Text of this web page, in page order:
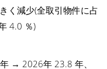
く減少(全取引物件に占
4.0 ％)
→ 2026年 23.8 年、